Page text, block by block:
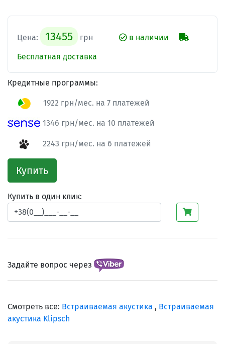
Цена: 13455 грн
в наличии
Бесплатная доставка
Кредитные программы:
1922 грн/мес. на 7 платежей
1346 грн/мес. на 10 платежей
2243 грн/мес. на 6 платежей
Купить
Купить в один клик:
Задайте вопрос через
Смотреть все: Встраиваемая акустика , Встраиваемая
акустика Klipsch